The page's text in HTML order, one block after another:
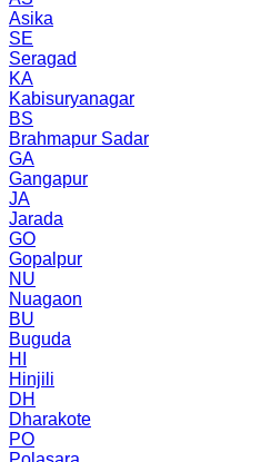
Asika
SE
Seragad
KA
Kabisuryanagar
BS
Brahmapur Sadar
GA
Gangapur
JA
Jarada
GO
Gopalpur
NU
Nuagaon
BU
Buguda
HI
Hinjili
DH
Dharakote
PO